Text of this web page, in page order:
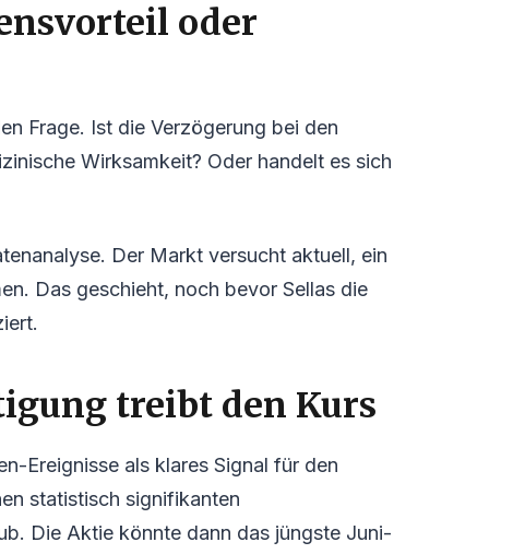
oder
Frage. Ist die Verzögerung bei den
Wirksamkeit? Oder handelt es sich
Der Markt versucht aktuell, ein
Das geschieht, noch bevor Sellas die
treibt den Kurs
Ereignisse als klares Signal für den
statistisch signifikanten
Die Aktie könnte dann das jüngste Juni-